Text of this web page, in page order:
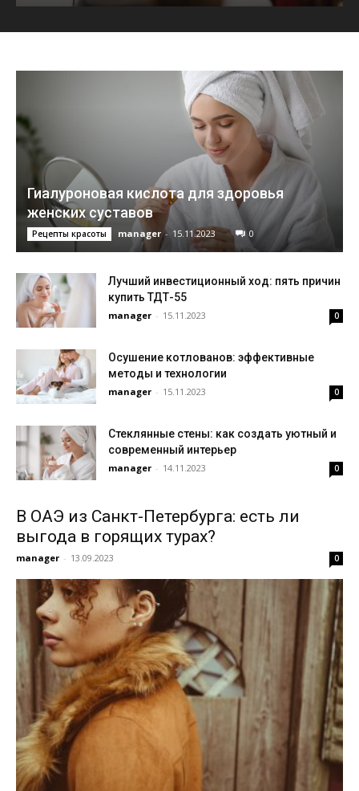
Гиалуроновая кислота для здоровья
женских суставов
Рецепты красоты manager - 15.11.2023 0
Лучший инвестиционный ход: пять причин
купить ТДТ-55
manager - 15.11.2023 0
Осушение котлованов: эффективные
методы и технологии
manager - 15.11.2023 0
Стеклянные стены: как создать уютный и
современный интерьер
manager - 14.11.2023 0
В ОАЭ из Санкт-Петербурга: есть ли
выгода в горящих турах?
manager - 13.09.2023 0